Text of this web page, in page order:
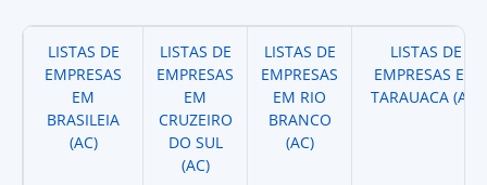
LISTAS DE
EMPRESAS
EM
BRASILEIA
(AC)
LISTAS DE
EMPRESAS
EM
CRUZEIRO
DO SUL
(AC)
LISTAS DE
EMPRESAS
EM RIO
BRANCO
(AC)
LISTAS DE
EMPRESAS EM
TARAUACA (AC)